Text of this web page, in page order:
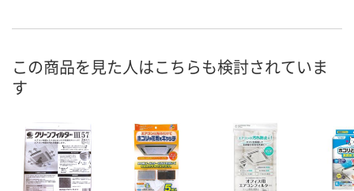
この商品を見た人はこちらも検討されていま
す